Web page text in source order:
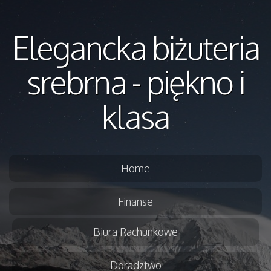
Elegancka biżuteria
srebrna - piękno i
klasa
Home
Finanse
Biura Rachunkowe
Doradztwo